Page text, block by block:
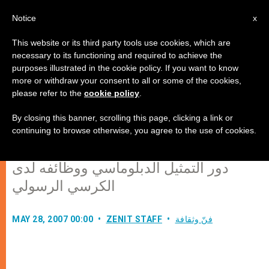
الكرسي الرسولي، كيان مستقل،
بقلم سعادة السفير اللبناني، السيد
ناجي أبي عاصي (1)
دور التمثيل الدبلوماسي ووظائفه لدى
الكرسي الرسولي
MAY 28, 2007 00:00 ZENIT STAFF فنّ وثقافة
x
Notice
This website or its third party tools use cookies, which are
necessary to its functioning and required to achieve the
purposes illustrated in the cookie policy. If you want to know
more or withdraw your consent to all or some of the cookies,
please refer to the cookie policy
By closing this banner, scrolling this page, clicking a link or
continuing to browse otherwise, you agree to the use of cookies.